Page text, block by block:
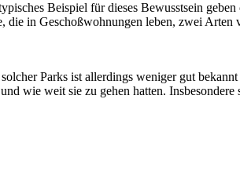
Beispiel für dieses Bewusstsein
in Geschoßwohnungen leben, zwei
Parks ist allerdings weniger gut
wie weit sie zu gehen hatten. Insbesondere